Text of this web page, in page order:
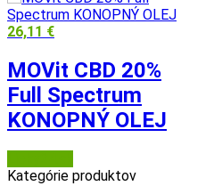
26,11 €
MOVit CBD 20%
Full Spectrum
KONOPNÝ OLEJ
Kategórie produktov